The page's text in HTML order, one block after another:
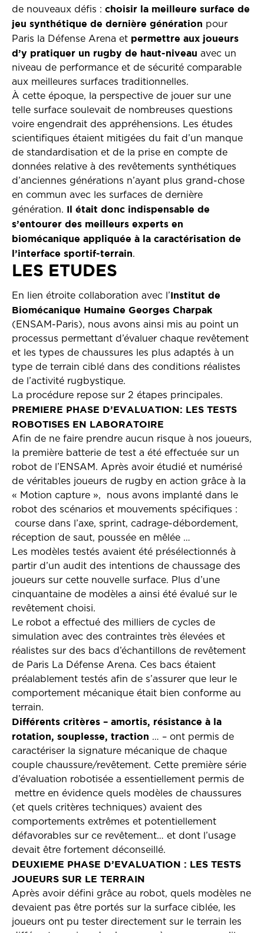
de nouveaux défis : choisir la meilleure surface de
jeu synthétique de dernière génération pour
Paris la Défense Arena et permettre aux joueurs
d’y pratiquer un rugby de haut-niveau avec un
niveau de performance et de sécurité comparable
aux meilleures surfaces traditionnelles.
À cette époque, la perspective de jouer sur une
telle surface soulevait de nombreuses questions
voire engendrait des appréhensions. Les études
scientifiques étaient mitigées du fait d’un manque
de standardisation et de la prise en compte de
données relative à des revêtements synthétiques
d’anciennes générations n’ayant plus grand-chose
en commun avec les surfaces de dernière
génération. Il était donc indispensable de
s’entourer des meilleurs experts en
biomécanique appliquée à la caractérisation de
l’interface sportif-terrain.
LES ETUDES
En lien étroite collaboration avec l’Institut de
Biomécanique Humaine Georges Charpak
(ENSAM-Paris), nous avons ainsi mis au point un
processus permettant d’évaluer chaque revêtement
et les types de chaussures les plus adaptés à un
type de terrain ciblé dans des conditions réalistes
de l’activité rugbystique.
La procédure repose sur 2 étapes principales.
PREMIERE PHASE D’EVALUATION: LES TESTS
ROBOTISES EN LABORATOIRE
Afin de ne faire prendre aucun risque à nos joueurs,
la première batterie de test a été effectuée sur un
robot de l’ENSAM. Après avoir étudié et numérisé
de véritables joueurs de rugby en action grâce à la
« Motion capture », nous avons implanté dans le
robot des scénarios et mouvements spécifiques :
course dans l’axe, sprint, cadrage-débordement,
réception de saut, poussée en mêlée …
Les modèles testés avaient été présélectionnés à
partir d’un audit des intentions de chaussage des
joueurs sur cette nouvelle surface. Plus d’une
cinquantaine de modèles a ainsi été évalué sur le
revêtement choisi.
Le robot a effectué des milliers de cycles de
simulation avec des contraintes très élevées et
réalistes sur des bacs d’échantillons de revêtement
de Paris La Défense Arena. Ces bacs étaient
préalablement testés afin de s’assurer que leur le
comportement mécanique était bien conforme au
terrain.
Différents critères – amortis, résistance à la
rotation, souplesse, traction … – ont permis de
caractériser la signature mécanique de chaque
couple chaussure/revêtement. Cette première série
d’évaluation robotisée a essentiellement permis de
mettre en évidence quels modèles de chaussures
(et quels critères techniques) avaient des
comportements extrêmes et potentiellement
défavorables sur ce revêtement… et dont l’usage
devait être fortement déconseillé.
DEUXIEME PHASE D’EVALUATION : LES TESTS
JOUEURS SUR LE TERRAIN
Après avoir défini grâce au robot, quels modèles ne
devaient pas être portés sur la surface ciblée, les
joueurs ont pu tester directement sur le terrain les